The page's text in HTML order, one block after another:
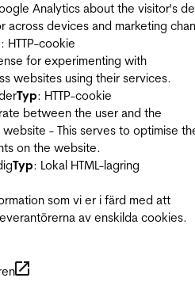
Analytics about the visitor's
across devices and marketing
: HTTP-cookie
for experimenting with
websites using their services.
Typ: HTTP-cookie
between the user and the
- This serves to optimise
on the website.
Typ: Lokal HTML-lagring
som vi er i färd med att
av enskilda cookies.